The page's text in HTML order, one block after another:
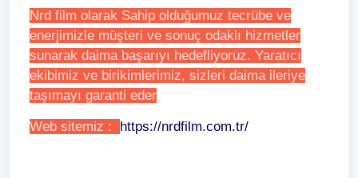
Nrd film olarak Sahip olduğumuz tecrübe ve
enerjimizle müşteri ve sonuç odaklı hizmetler
sunarak daima başarıyı hedefliyoruz. Yaratıcı
ekibimiz ve birikimlerimiz, sizleri daima ileriye
taşımayı garanti eder
Web sitemiz : https://nrdfilm.com.tr/